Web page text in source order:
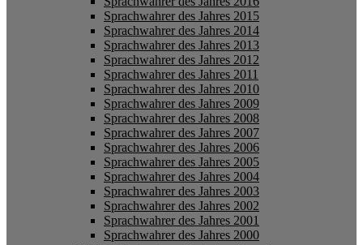
Sprachwahrer des Jahres 2015
Sprachwahrer des Jahres 2014
Sprachwahrer des Jahres 2013
Sprachwahrer des Jahres 2012
Sprachwahrer des Jahres 2011
Sprachwahrer des Jahres 2010
Sprachwahrer des Jahres 2009
Sprachwahrer des Jahres 2008
Sprachwahrer des Jahres 2007
Sprachwahrer des Jahres 2006
Sprachwahrer des Jahres 2005
Sprachwahrer des Jahres 2004
Sprachwahrer des Jahres 2003
Sprachwahrer des Jahres 2002
Sprachwahrer des Jahres 2001
Sprachwahrer des Jahres 2000